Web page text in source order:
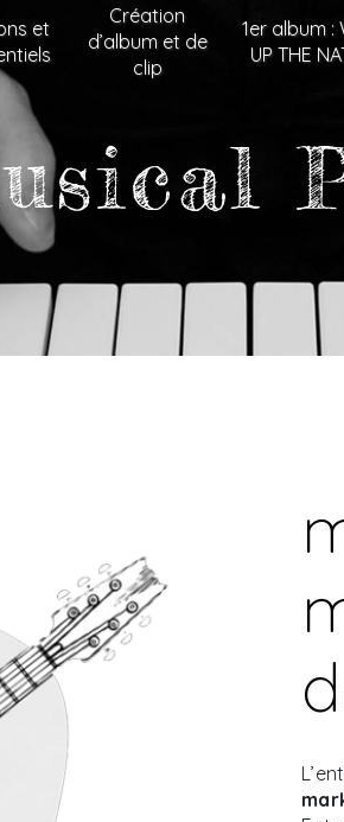
et
Création
d’album et de
clip
1er album :
UP THE